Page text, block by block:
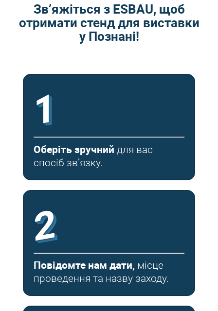
Зв’яжіться з ESBAU, щоб
отримати стенд для виставки
у Познані!
1
Оберіть зручний для вас
спосіб зв’язку.
2
Повідомте нам дати, місце
проведення та назву заходу.